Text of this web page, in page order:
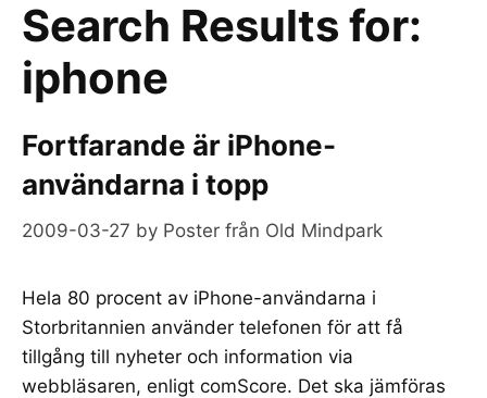
Search Results for:
iphone
Fortfarande är iPhone-
användarna i topp
2009-03-27 by Poster från Old Mindpark
Hela 80 procent av iPhone-användarna i
Storbritannien använder telefonen för att få
tillgång till nyheter och information via
webbläsaren, enligt comScore. Det ska jämföras